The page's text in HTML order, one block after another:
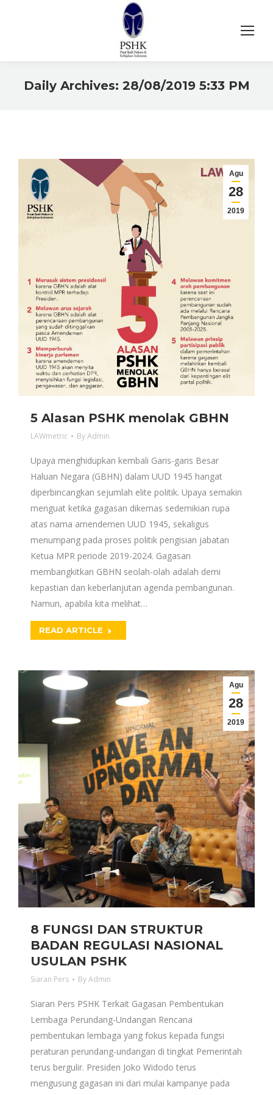
Daily Archives: 28/08/2019 5:33 PM
Agu
28
2019
5 Alasan PSHK menolak GBHN
LAWmetric ByAdmin
Upaya menghidupkan kembali Garis-garis Besar
Haluan Negara (GBHN) dalam UUD 1945 hangat
diperbincangkan sejumlah elite politik. Upaya semakin
menguat ketika gagasan dikemas sedemikian rupa
atas nama amendemen UUD 1945, sekaligus
menumpang pada proses politik pengisian jabatan
Ketua MPR periode 2019-2024. Gagasan
membangkitkan GBHN seolah-olah adalah demi
kepastian dan keberlanjutan agenda pembangunan.
Namun, apabila kita melihat…
READ ARTICLE
Agu
28
2019
8 FUNGSI DAN STRUKTUR
BADAN REGULASI NASIONAL
USULAN PSHK
Siaran Pers ByAdmin
Siaran Pers PSHK Terkait Gagasan Pembentukan
Lembaga Perundang-Undangan Rencana
pembentukan lembaga yang fokus kepada fungsi
peraturan perundang-undangan di tingkat Pemerintah
terus bergulir. Presiden Joko Widodo terus
mengusung gagasan ini dari mulai kampanye pada